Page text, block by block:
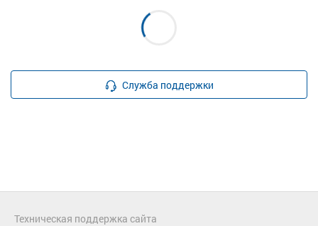
Служба поддержки
Техническая поддержка сайта